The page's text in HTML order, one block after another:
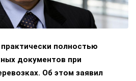
полностью
документов при
Об этом заявил